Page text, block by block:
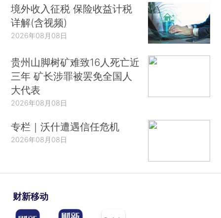
境外收入征税 保险收益计税
详解(含视频)
2026年08月08日
贵州山脚树矿难致16人死亡近
三年 矿长涉罪被罢免全国人
大代表
2026年08月08日
专栏｜沃什遭遇信任危机
2026年08月08日
财新移动